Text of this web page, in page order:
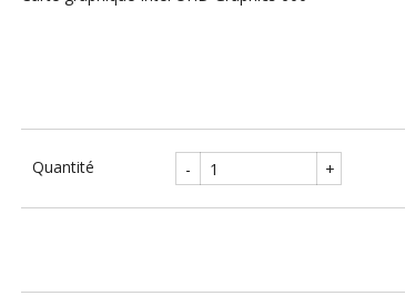
Quantité - +